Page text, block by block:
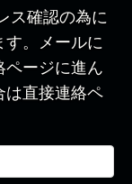
ス確認の為に
す。メールに
ページに進ん
直接連絡ペ